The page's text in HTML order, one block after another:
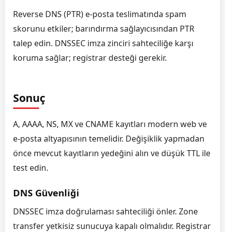
Reverse DNS (PTR) e-posta teslimatında spam
skorunu etkiler; barındırma sağlayıcısından PTR
talep edin. DNSSEC imza zinciri sahteciliğe karşı
koruma sağlar; registrar desteği gerekir.
Sonuç
A, AAAA, NS, MX ve CNAME kayıtları modern web ve
e-posta altyapısının temelidir. Değişiklik yapmadan
önce mevcut kayıtların yedeğini alın ve düşük TTL ile
test edin.
DNS Güvenliği
DNSSEC imza doğrulaması sahteciliği önler. Zone
transfer yetkisiz sunucuya kapalı olmalıdır. Registrar